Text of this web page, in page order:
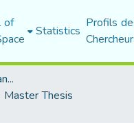
Statistics Profils
Faculty of Mathematics and Computer Science
Master Thesis